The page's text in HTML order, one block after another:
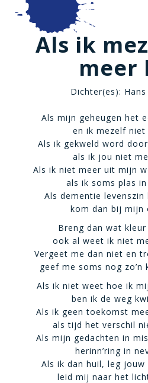
Als ik
meer
Dichter(es):
Als mijn geheugen het
en ik mezelf niet
Als ik gekweld word
als ik jou niet
Als ik niet meer uit mijn
als ik soms plas
Als dementie
kom dan bij mijn
Breng dan wat
ook al weet ik niet
Vergeet me dan niet en
geef me soms nog zo’n
Als ik niet weet hoe ik
ben ik de weg
Als ik geen toekomst
als tijd het verschil
Als mijn gedachten in
herinn’ring in
Als ik dan huil, leg
leid mij naar het